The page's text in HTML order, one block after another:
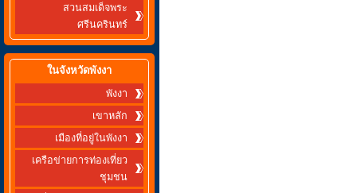
สวนสมเด็จพระ
ศรีนครินทร์
ในจังหวัดพังงา
พังงา
เขาหลัก
เมืองที่อยู่ในพังงา
เครือข่ายการท่องเที่ยว
ชุมชน